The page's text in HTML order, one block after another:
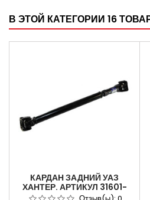
В ЭТОЙ КАТЕГОРИИ 16
КАРДАН ЗАДНИЙ УАЗ
ХАНТЕР. АРТИКУЛ 31601-
2201010